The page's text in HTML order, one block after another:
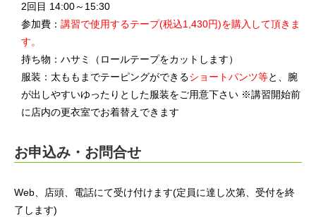
2回目 14:00～15:30
参加費： 講習で使用するテープ(税込1,430円)を購入して頂きま
す。
持ち物：ハサミ（ロールテープをカットします）
服装：太ももまでテーピングができるショートパンツ等と、腕
が出しやすいゆったりとした服装をご用意下さい ※講習開始前
に店内の更衣室でお着替えできます
お申込み・お問合せ
Web、店頭、電話にて受け付けます(定員に達し次第、受付を終
了します)